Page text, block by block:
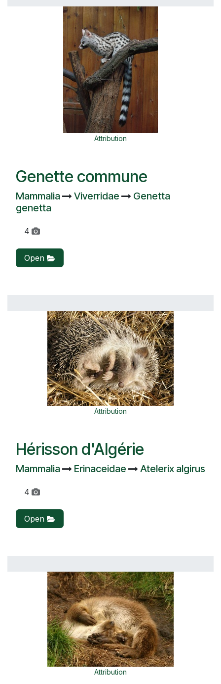
Attribution
Genette commune
Mammalia Viverridae
Genetta
genetta
4
Open
Attribution
Hérisson d'Algérie
Mammalia Erinaceidae Atelerix algirus
4
Open
Attribution